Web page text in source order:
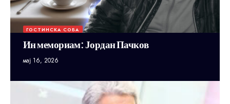
ГОСТИНСКА СОБА
Ин мемориам: Јордан Пачков
мај 16, 2026